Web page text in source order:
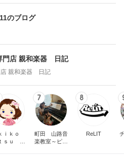
のブログ
門店 親和楽器 日記
店 親和楽器 日記
ｉｋｏ
ｓｕ ピ
7
町田 山路音
楽教室～ピア
8
ReLIT